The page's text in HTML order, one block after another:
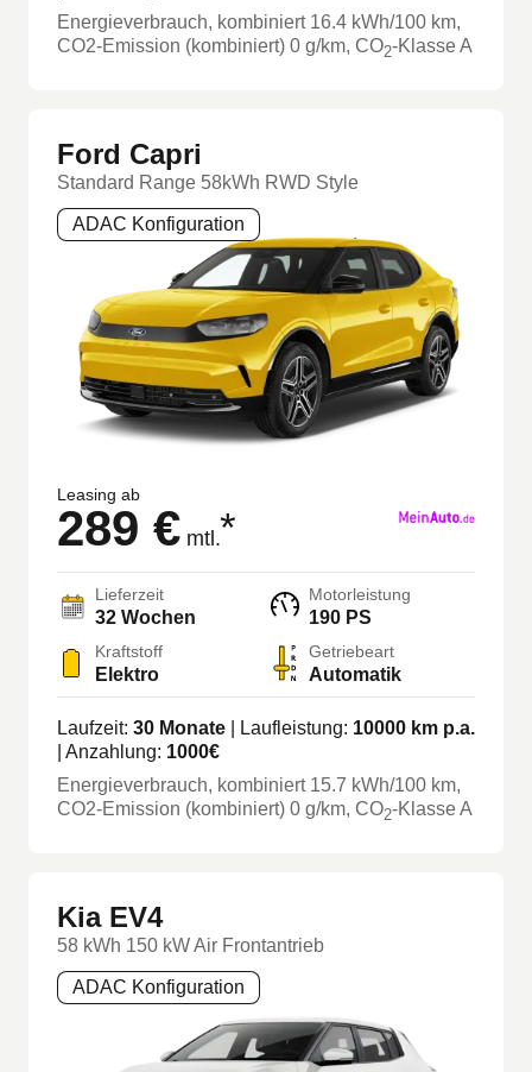
Energieverbrauch, kombiniert 16.4 kWh/100 km,
CO2-Emission (kombiniert) 0 g/km, CO2-KlasseA
Ford Capri
Standard Range 58kWh RWD Style
ADAC Konfiguration
Leasing ab
289 € mtl.*
Lieferzeit
32 Wochen
Motorleistung
190 PS
Kraftstoff
Elektro
Getriebeart
Automatik
Laufzeit: 30 Monate | Laufleistung: 10000 km p.a.
| Anzahlung: 1000€
Energieverbrauch, kombiniert 15.7 kWh/100 km,
CO2-Emission (kombiniert) 0 g/km, CO2-KlasseA
Kia EV4
58 kWh 150 kW Air Frontantrieb
ADAC Konfiguration